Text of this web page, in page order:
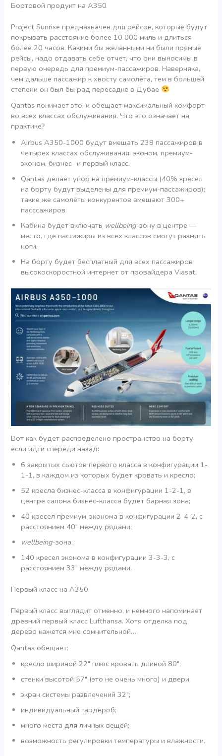
Бортовой продукт на А350
Project Sunrise предназначен для рейсов, которые будут
покрывать расстояние более 10 000 миль и длиться
более 20 часов. Какими бы желанными ни были прямые
рейсы, надо отдавать себе отчет, что они выносимы в
первую очередь для премиум-пассажиров. Наверняка,
чем дальше пассажир к хвосту самолёта, тем в большей
степени он был бы рад пересадке в Дубае
Qantas понимает это, и обещает максимальный комфорт
во всех классах обслуживания. Что это означает на
практике?
Airbus A350-1000 будут вмещать 238 пассажиров в
четырех классах обслуживания: эконом, премиум-
эконом, бизнес- и первый класс.
Qantas делает упор на премиум-классы (40% кресел
на борту будут выделены для премиум-пассажиров);
такие же самолёты конкурентов вмещают 300+
пасссажиров.
Кабина будет включать wellbeing-зону в центре —
место, где пассажиры из всех классов смогут размять
ноги.
На борту будет бесплатный для всех пассажиров
высокоскоростной интернет от провайдера Viasat.
Вот как будет распределено пространство на борту,
если идти спереди назад:
6 закрытых сьютов первого класса в конфигурации 1-
1-1, в каждом из которых будет кровать и кресло;
52 кресла бизнес-класса в конфигурации 1-2-1, в
центре салона бизнес-класса будет барная зона;
40 кресел премиум-эконома в конфигурации 2-4-2, с
расстоянием 40″ между рядами;
wellbeing-зона;
140 кресел эконома в конфигурации 3-3-3, с
расстоянием 33″ между рядами.
Первый класс на А350
Первый класс выглядит отменно, и немного напоминает
древний первый класс Lufthansa. Хотя отделка под
дерево кажется мне сомнительной…
Qantas обещает:
кресло шириной 22″ плюс кровать длиной 80″;
стенки высотой 57″ (это не очень много) и двери;
экран системы развлечений 32″;
индивидуальный гардероб;
много места для личных вещей;
возможность регулировки температуры и влажности.